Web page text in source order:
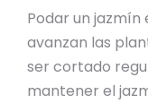
Podar un jazmín
avanzan las
ser cortado
mantener el